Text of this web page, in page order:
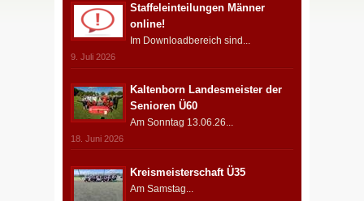
Staffeleinteilungen Männer
online!
Im Downloadbereich sind...
9. Juli 2026
Kaltenborn Landesmeister der
Senioren Ü60
Am Sonntag 13.06.26...
18. Juni 2026
Kreismeisterschaft Ü35
Am Samstag...